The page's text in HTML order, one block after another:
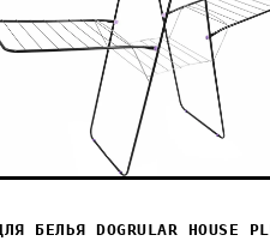
БЕЛЬЯ DOGRULAR HOUSE